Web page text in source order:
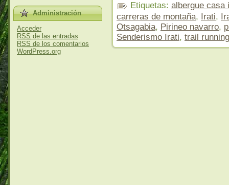
Administración
Acceder
RSS de las entradas
RSS de los comentarios
WordPress.org
Etiquetas: albergue casa
carreras de montaña, Irati,
Otsagabia, Pirineo navarro,
Senderismo Irati, trail running